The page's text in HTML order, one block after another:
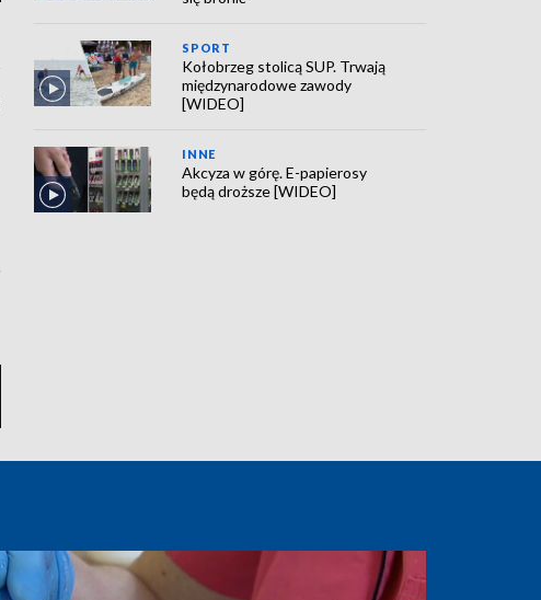
SPORT
Kołobrzeg stolicą SUP. Trwają
międzynarodowe zawody
[WIDEO]
INNE
Akcyza w górę. E-papierosy
będą droższe [WIDEO]